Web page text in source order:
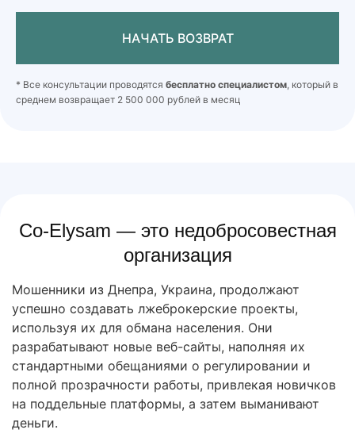
НАЧАТЬ ВОЗВРАТ
* Все консультации проводятся бесплатно специалистом, который в
среднем возвращает 2 500 000 рублей в месяц
Co-Elysam — это недобросовестная
организация
Мошенники из Днепра, Украина, продолжают
успешно создавать лжеброкерские проекты,
используя их для обмана населения. Они
разрабатывают новые веб-сайты, наполняя их
стандартными обещаниями о регулировании и
полной прозрачности работы, привлекая новичков
на поддельные платформы, а затем выманивают
деньги.